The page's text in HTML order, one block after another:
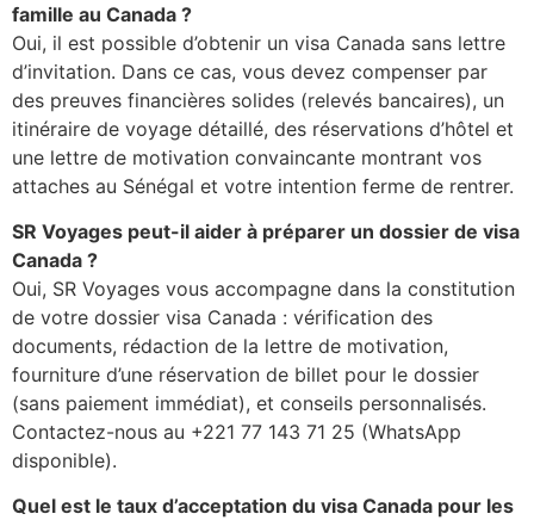
famille au Canada ?
Oui, il est possible d’obtenir un visa Canada sans lettre
d’invitation. Dans ce cas, vous devez compenser par
des preuves financières solides (relevés bancaires), un
itinéraire de voyage détaillé, des réservations d’hôtel et
une lettre de motivation convaincante montrant vos
attaches au Sénégal et votre intention ferme de rentrer.
SR Voyages peut-il aider à préparer un dossier de visa
Canada ?
Oui, SR Voyages vous accompagne dans la constitution
de votre dossier visa Canada : vérification des
documents, rédaction de la lettre de motivation,
fourniture d’une réservation de billet pour le dossier
(sans paiement immédiat), et conseils personnalisés.
Contactez-nous au +221 77 143 71 25 (WhatsApp
disponible).
Quel est le taux d’acceptation du visa Canada pour les